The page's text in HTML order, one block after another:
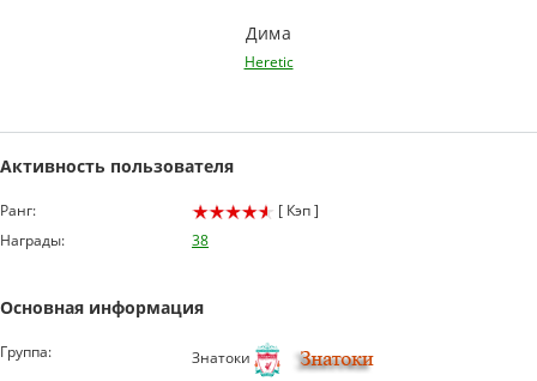
Дима
Heretic
Активность пользователя
Ранг:
[ Кэп ]
Награды:
38
Основная информация
Группа:
Знатоки